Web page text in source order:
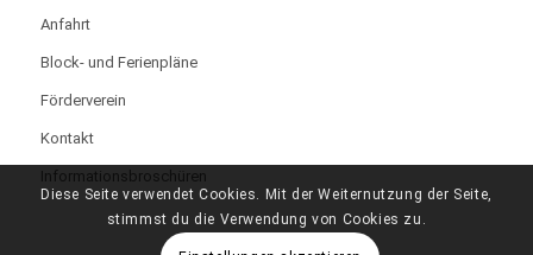
Anfahrt
Block- und Ferienpläne
Förderverein
Kontakt
Informationsbroschüren
Diese Seite verwendet Cookies. Mit der Weiternutzung der Seite,
stimmst du die Verwendung von Cookies zu.